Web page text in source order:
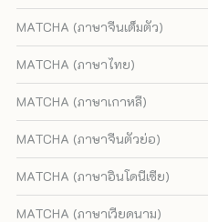
MATCHA (ภาษาจีนเต็มตัว)
MATCHA (ภาษาไทย)
MATCHA (ภาษาเกาหลี)
MATCHA (ภาษาจีนตัวย่อ)
MATCHA (ภาษาอินโดนีเซีย)
MATCHA (ภาษาเวียดนาม)